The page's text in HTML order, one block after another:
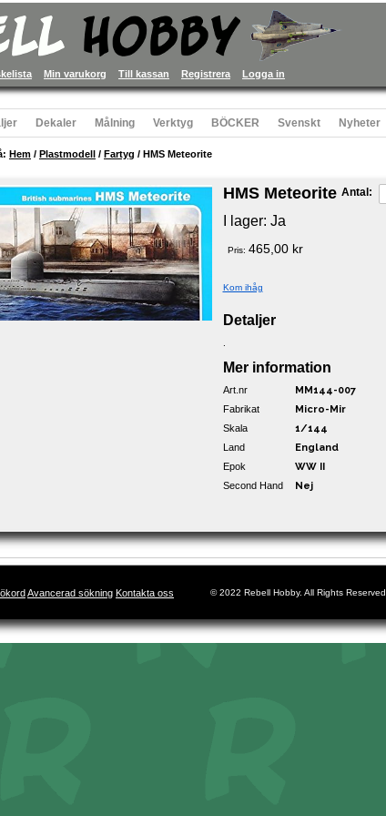
Min varukorg Till kassan Registrera Logga in
Dekaler Målning Verktyg BÖCKER Svenskt Nyheter
Hem / Plastmodell / Fartyg / HMS Meteorite
HMS Meteorite
I lager: Ja
Pris: 465,00 kr
Kom ihåg
Antal:
Detaljer
Mer information
Art.nr MM144-007
Fabrikat Micro-Mir
Skala 1/144
Land England
Epok WW II
Second Hand Nej
Avancerad sökning Kontakta oss © 2022 Rebell Hobby. All Rights Reserved.